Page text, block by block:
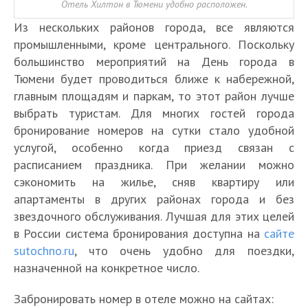
Отель Хилтон в Тюмени удобно расположен.
Из нескольких районов города, все являются
промышленными, кроме центрального. Поскольку
большинство мероприятий на День города в
Тюмени будет проводиться ближе к набережной,
главным площадям и паркам, то этот район лучше
выбрать туристам. Для многих гостей города
бронирование номеров на сутки стало удобной
услугой, особенно когда приезд связан с
расписанием праздника. При желании можно
сэкономить на жилье, сняв квартиру или
апартаменты в других районах города и без
звездочного обслуживания. Лучшая для этих целей
в России система бронирования доступна на сайте
sutochno.ru, что очень удобно для поездки,
назначенной на конкретное число.
Забронировать номер в отеле можно на сайтах: